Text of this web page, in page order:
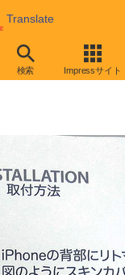
Translate
検索 Impressサイト
ラップ風の袋で防水 / iPhone/iPad用